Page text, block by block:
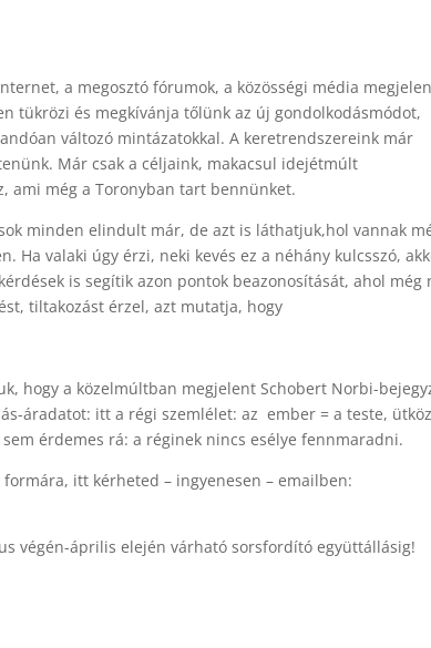
a megosztó fórumok, a közösségi média
tükrözi és megkívánja tőlünk az új gondolkodásmódot,
változó mintázatokkal. A keretrendszereink már
Már csak a céljaink, makacsul idejétmúlt
ami még a Toronyban tart bennünket.
minden elindult már, de azt is láthatjuk,hol vannak
Ha valaki úgy érzi, neki kevés ez a néhány kulcsszó,
is segítik azon pontok beazonosítását, ahol még
tiltakozást érzel, azt mutatja, hogy
hogy a közelmúltban megjelent Schobert Norbi-
áradatot: itt a régiszemlélet: az ember = a teste,
semérdemes rá: a réginek nincs esélye fennmaradni.
itt kérheted – ingyenesen – emailben:
végén-április elején várható sorsfordító együttállásig!